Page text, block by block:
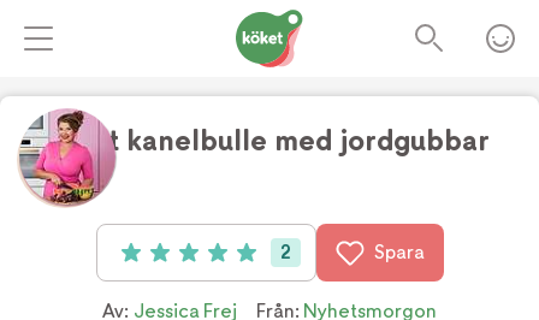
Stekt kanelbulle med jordgubbar
Betyg: 5 av 5 (2 röster)
2 Spara
Av: Jessica Frej Från: Nyhetsmorgon